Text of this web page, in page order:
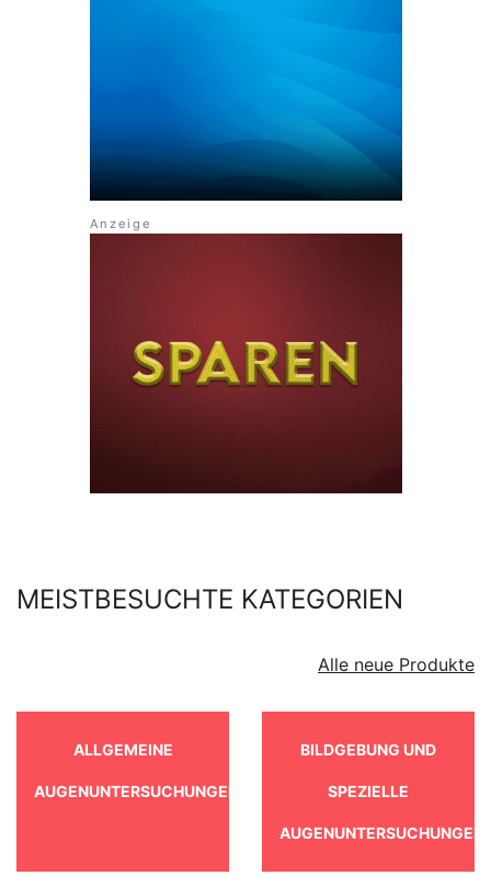
MEISTBESUCHTE KATEGORIEN
Alle neue Produkte
ALLGEMEINE
AUGENUNTERSUCHUNGEN
BILDGEBUNG UND
SPEZIELLE
AUGENUNTERSUCHUNGEN